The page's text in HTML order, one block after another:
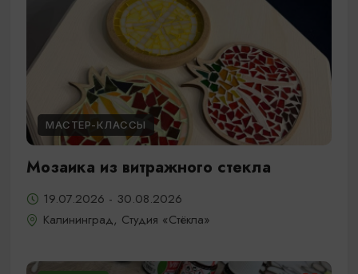
МАСТЕР-КЛАССЫ
Мозаика из витражного стекла
19.07.2026 - 30.08.2026
Калининград, Студия «Стёкла»